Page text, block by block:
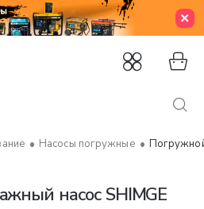
насос SHIMGE
Насосы погружные